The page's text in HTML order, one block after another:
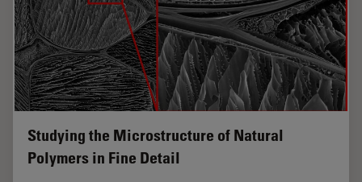
Studying the Microstructure of Natural
Polymers in Fine Detail